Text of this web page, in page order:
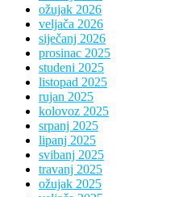
ožujak 2026
veljača 2026
siječanj 2026
prosinac 2025
studeni 2025
listopad 2025
rujan 2025
kolovoz 2025
srpanj 2025
lipanj 2025
svibanj 2025
travanj 2025
ožujak 2025